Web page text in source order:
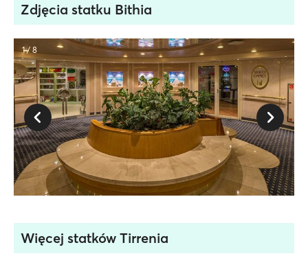
Zdjęcia statku Bithia
1 / 8
Więcej statków Tirrenia